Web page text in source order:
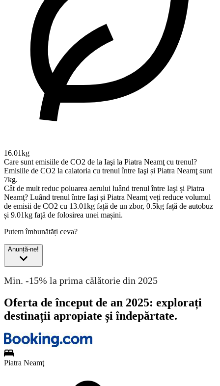
16.01kg
Care sunt emisiile de CO2 de la Iaşi la Piatra Neamţ cu trenul?
Emisiile de CO2 la calatoria cu trenul între Iaşi și Piatra Neamţ sunt
7kg.
Cât de mult reduc poluarea aerului luând trenul între Iaşi și Piatra
Neamţ? Luând trenul între Iaşi și Piatra Neamţ veți reduce volumul
de emisii de CO2 cu 13.01kg față de un zbor, 0.5kg față de autobuz
și 9.01kg față de folosirea unei mașini.
Putem îmbunătăți ceva?
Anunță-ne!
Min. -15% la prima călătorie din 2025
Oferta de început de an 2025: explorați
destinații apropiate și îndepărtate.
Piatra Neamţ